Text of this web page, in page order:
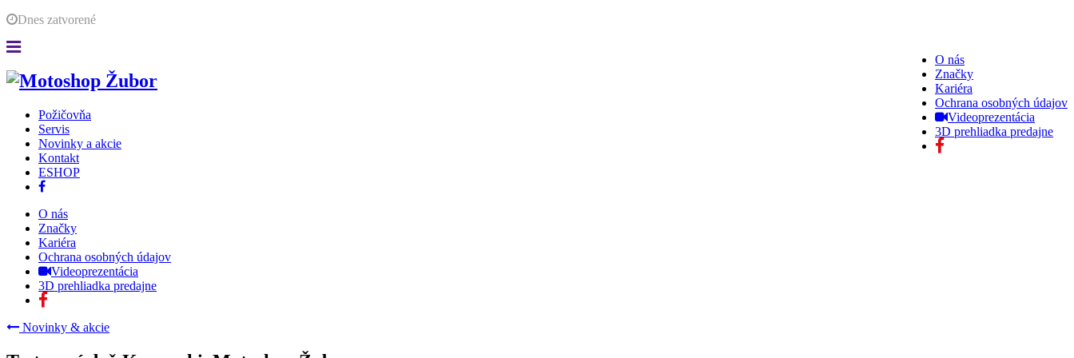
Dnes zatvorené
O nás
Značky
Kariéra
Ochrana osobných údajov
Videoprezentácia
3D prehliadka predajne
Požičovňa
Servis
Novinky a akcie
Kontakt
ESHOP
O nás
Značky
Kariéra
Ochrana osobných údajov
Videoprezentácia
3D prehliadka predajne
Novinky & akcie